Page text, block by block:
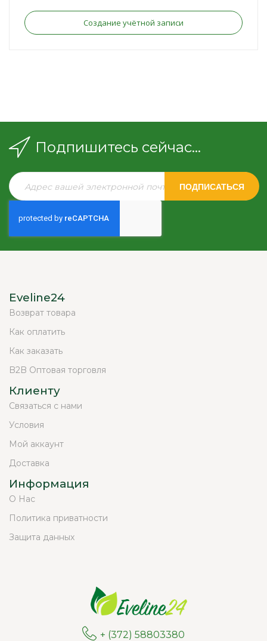
Создание учётной записи
Подпишитесь сейчас...
ПОДПИСАТЬСЯ
Eveline24
Возврат товара
Как оплатить
Как заказать
B2B Оптовая торговля
Клиенту
Связаться с нами
Условия
Мой аккаунт
Доставка
Информация
О Нас
Политика приватности
Защита данных
+ (372) 58803380